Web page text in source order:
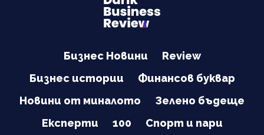
Бизнес Новини
Review
Бизнес истории
Финансов буквар
Новини от миналото
Зелено бъдеще
Експерти
100
Спорт и пари